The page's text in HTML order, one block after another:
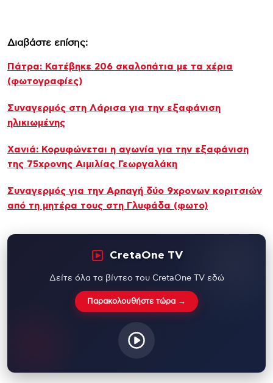
Διαβάστε επίσης:
Πάτρα: Κατέβηκε 206 σκαλοπάτια με τα χέρια
(φωτογραφίες)
Συναγερμός στη Λάρισα για την εξαφάνιση
ηλικιωμένης
Xανιά: Κορυφώνεται η αγωνία για την εξαφάνιση
της 75χρονης Αιμιλίας Γεωργαλάκη
Συναγερμός για την Aρπαγή δύο 9χρονων κοριτσιών
από τη μητέρα τους στη Γλυφάδα (φωτο)
CretaOne TV
Δείτε όλα τα βίντεο του CretaOne TV εδώ
Παρακολουθήστε τώρα →